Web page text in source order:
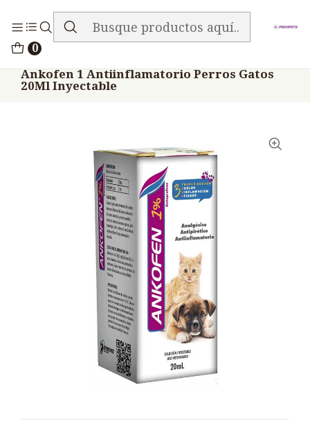
0
ENVIO GRATIS EN TODA LA TIENDA
Ankofen 1 Antiinflamatorio Perros Gatos
20Ml Inyectable